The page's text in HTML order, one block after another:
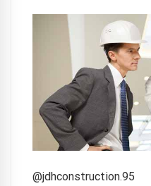
@jdhconstruction.95